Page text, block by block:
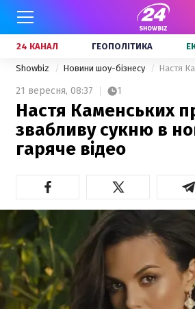
24 КАНАЛ ГЕОПОЛІТИКА
Showbiz Новини шоу-бізнесу
21 вересня, 08:37 1
Настя Каменських
звабливу сукню в
гаряче відео